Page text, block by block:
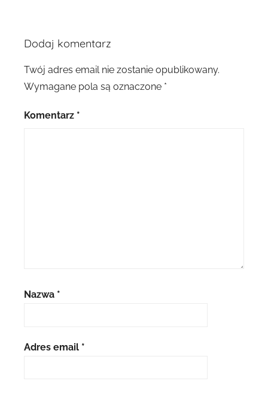
Dodaj komentarz
Twój adres email nie zostanie opublikowany.
Wymagane pola są oznaczone *
Komentarz *
Nazwa *
Adres email *